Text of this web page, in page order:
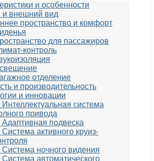
и особенности
и внешний вид
пространство и комфорт
для пассажиров
контроль
отделение
и производительность
и инновации
Интеллектуальная система
привода
Адаптивная подвеска
Система активного круиз-
Система ночного видения
Система автоматического